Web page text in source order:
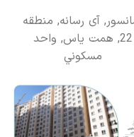
,آی رسانه, منطقه
22
, همت یاس, واحد
مسکوني